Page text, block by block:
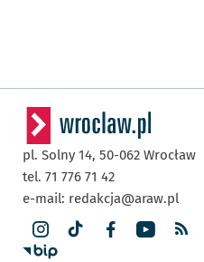
pl. Solny 14, 50-062 Wrocław
tel. 71 776 71 42
e-mail: redakcja@araw.pl